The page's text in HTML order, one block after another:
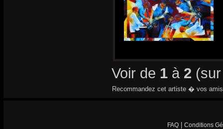
Voir de 1 à 2
Recommandez cet artiste � vos
FAQ Conditions